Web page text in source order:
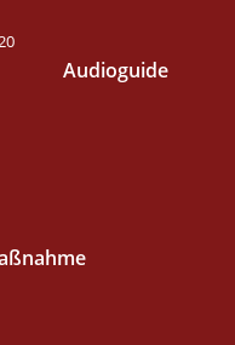
Audioguide